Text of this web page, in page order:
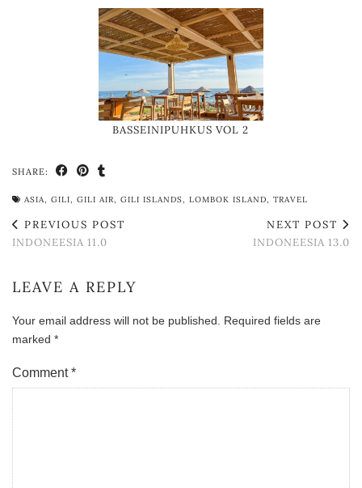
BASSEINIPUHKUS VOL 2
SHARE:
ASIA, GILI, GILI AIR, GILI ISLANDS, LOMBOK ISLAND, TRAVEL
PREVIOUS POST
INDONEESIA 11.0
NEXT POST
INDONEESIA 13.0
LEAVE A REPLY
Your email address will not be published. Required fields are
marked *
Comment*